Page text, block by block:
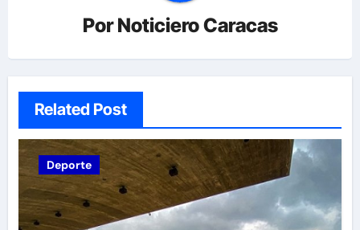
PorNoticiero Caracas
Related Post
Deporte